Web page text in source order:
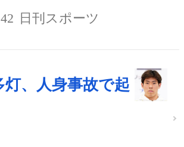
日刊スポーツ
灯、人身事故で起